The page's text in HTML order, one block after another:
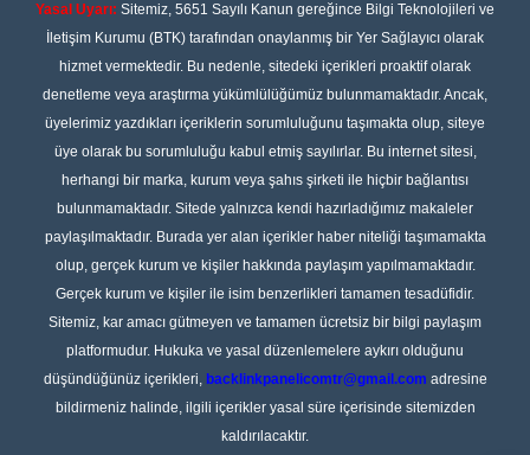
Yasal Uyarı: Sitemiz, 5651 Sayılı Kanun gereğince Bilgi Teknolojileri ve
İletişim Kurumu (BTK) tarafından onaylanmış bir Yer Sağlayıcı olarak
hizmet vermektedir. Bu nedenle, sitedeki içerikleri proaktif olarak
denetleme veya araştırma yükümlülüğümüz bulunmamaktadır. Ancak,
üyelerimiz yazdıkları içeriklerin sorumluluğunu taşımakta olup, siteye
üye olarak bu sorumluluğu kabul etmiş sayılırlar. Bu internet sitesi,
herhangi bir marka, kurum veya şahıs şirketi ile hiçbir bağlantısı
bulunmamaktadır. Sitede yalnızca kendi hazırladığımız makaleler
paylaşılmaktadır. Burada yer alan içerikler haber niteliği taşımamakta
olup, gerçek kurum ve kişiler hakkında paylaşım yapılmamaktadır.
Gerçek kurum ve kişiler ile isim benzerlikleri tamamen tesadüfidir.
Sitemiz, kar amacı gütmeyen ve tamamen ücretsiz bir bilgi paylaşım
platformudur. Hukuka ve yasal düzenlemelere aykırı olduğunu
düşündüğünüz içerikleri, backlinkpanelicomtr@gmail.com adresine
bildirmeniz halinde, ilgili içerikler yasal süre içerisinde sitemizden
kaldırılacaktır.